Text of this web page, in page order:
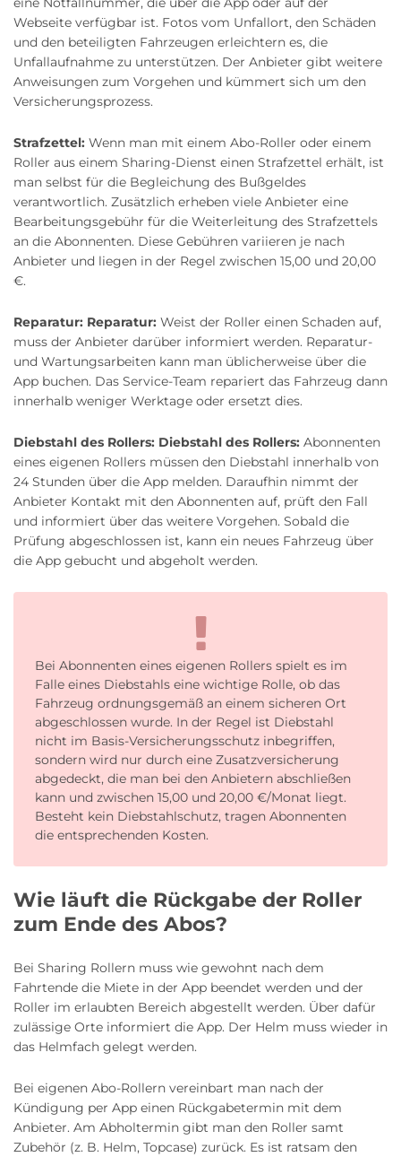
Webseite verfügbar ist. Fotos vom Unfallort, den Schäden
und den beteiligten Fahrzeugen erleichtern es, die
Unfallaufnahme zu unterstützen. Der Anbieter gibt weitere
Anweisungen zum Vorgehen und kümmert sich um den
Versicherungsprozess.
Strafzettel: Wenn man mit einem Abo-Roller oder einem
Roller aus einem Sharing-Dienst einen Strafzettel erhält, ist
man selbst für die Begleichung des Bußgeldes
verantwortlich. Zusätzlich erheben viele Anbieter eine
Bearbeitungsgebühr für die Weiterleitung des Strafzettels
an die Abonnenten. Diese Gebühren variieren je nach
Anbieter und liegen in der Regel zwischen 15,00 und 20,00
€.
Reparatur: Reparatur: Weist der Roller einen Schaden auf,
muss der Anbieter darüber informiert werden. Reparatur-
und Wartungsarbeiten kann man üblicherweise über die
App buchen. Das Service-Team repariert das Fahrzeug dann
innerhalb weniger Werktage oder ersetzt dies.
Diebstahl des Rollers: Diebstahl des Rollers: Abonnenten
eines eigenen Rollers müssen den Diebstahl innerhalb von
24 Stunden über die App melden. Daraufhin nimmt der
Anbieter Kontakt mit den Abonnenten auf, prüft den Fall
und informiert über das weitere Vorgehen. Sobald die
Prüfung abgeschlossen ist, kann ein neues Fahrzeug über
die App gebucht und abgeholt werden.
Bei Abonnenten eines eigenen Rollers spielt es im
Falle eines Diebstahls eine wichtige Rolle, ob das
Fahrzeug ordnungsgemäß an einem sicheren Ort
abgeschlossen wurde. In der Regel ist Diebstahl
nicht im Basis-Versicherungsschutz inbegriffen,
sondern wird nur durch eine Zusatzversicherung
abgedeckt, die man bei den Anbietern abschließen
kann und zwischen 15,00 und 20,00 €/Monat liegt.
Besteht kein Diebstahlschutz, tragen Abonnenten
die entsprechenden Kosten.
Wie läuft die Rückgabe der Roller
zum Ende des Abos?
Bei Sharing Rollern muss wie gewohnt nach dem
Fahrtende die Miete in der App beendet werden und der
Roller im erlaubten Bereich abgestellt werden. Über dafür
zulässige Orte informiert die App. Der Helm muss wieder in
das Helmfach gelegt werden.
Bei eigenen Abo-Rollern vereinbart man nach der
Kündigung per App einen Rückgabetermin mit dem
Anbieter. Am Abholtermin gibt man den Roller samt
Zubehör (z. B. Helm, Topcase) zurück. Es ist ratsam den